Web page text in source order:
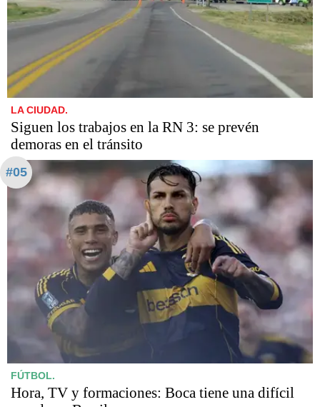
LA CIUDAD.
Siguen los trabajos en la RN 3: se prevén
demoras en el tránsito
#05
FÚTBOL.
Hora, TV y formaciones: Boca tiene una difícil